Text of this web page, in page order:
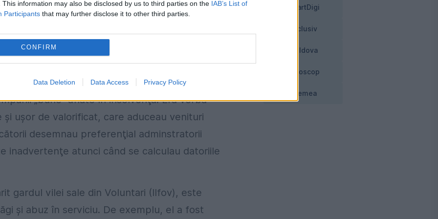
This information may also be disclosed by us to third parties on the IAB’s List of
Participants that may further disclose it to other third parties.
CONFIRM
Data Deletion Data Access Privacy Policy
Ciprian Viziru, au soluţionat dosare privind
ar fi primit mită de la administratorii judiciari
„bune” aflate în insolvenţă. Era vorba
uşor de valorificat, care aduceau venituri
desemnau preferenţial adminstratorii
inadvertenţe atunci când se calculau datoriile
gardul vilei sale din Voluntari (Ilfov), este
şi abuz în serviciu. De exemplu, el a fost
SmartDigi
Exclusiv
Moldova
Horoscop
Vremea